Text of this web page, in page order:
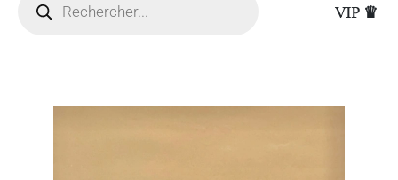
VIP ♛
+ ADD